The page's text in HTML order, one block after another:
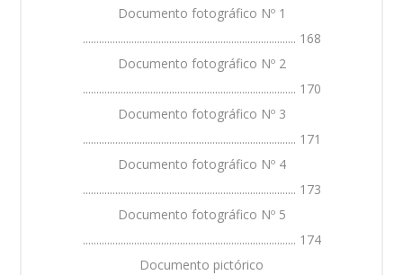
Documento fotográfico Nº 1
............................................................................... 168
Documento fotográfico Nº 2
............................................................................... 170
Documento fotográfico Nº 3
............................................................................... 171
Documento fotográfico Nº 4
............................................................................... 173
Documento fotográfico Nº 5
............................................................................... 174
Documento pictórico